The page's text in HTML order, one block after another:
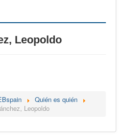
Leopoldo
Quién es quién
Leopoldo